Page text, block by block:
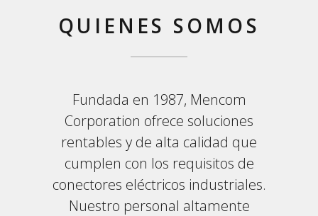
QUIENES SOMOS
Fundada en 1987, Mencom
Corporation ofrece soluciones
rentables y de alta calidad que
cumplen con los requisitos de
conectores eléctricos industriales.
Nuestro personal altamente